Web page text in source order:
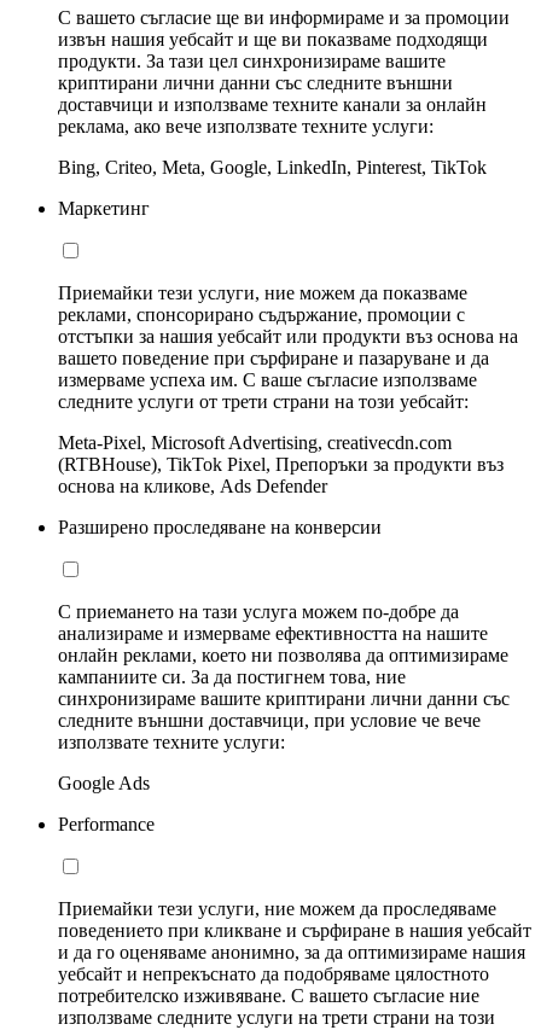
С вашето съгласие ще ви информираме и за промоции
извън нашия уебсайт и ще ви показваме подходящи
продукти. За тази цел синхронизираме вашите
криптирани лични данни със следните външни
доставчици и използваме техните канали за онлайн
реклама, ако вече използвате техните услуги:
Bing, Criteo, Meta, Google, LinkedIn, Pinterest, TikTok
Маркетинг
Приемайки тези услуги, ние можем да показваме
реклами, спонсорирано съдържание, промоции с
отстъпки за нашия уебсайт или продукти въз основа на
вашето поведение при сърфиране и пазаруване и да
измерваме успеха им. С ваше съгласие използваме
следните услуги от трети страни на този уебсайт:
Meta-Pixel, Microsoft Advertising, creativecdn.com
(RTBHouse), TikTok Pixel, Препоръки за продукти въз
основа на кликове, Ads Defender
Разширено проследяване на конверсии
С приемането на тази услуга можем по-добре да
анализираме и измерваме ефективността на нашите
онлайн реклами, което ни позволява да оптимизираме
кампаниите си. За да постигнем това, ние
синхронизираме вашите криптирани лични данни със
следните външни доставчици, при условие че вече
използвате техните услуги:
Google Ads
Performance
Приемайки тези услуги, ние можем да проследяваме
поведението при кликване и сърфиране в нашия уебсайт
и да го оценяваме анонимно, за да оптимизираме нашия
уебсайт и непрекъснато да подобряваме цялостното
потребителско изживяване. С вашето съгласие ние
използваме следните услуги на трети страни на този